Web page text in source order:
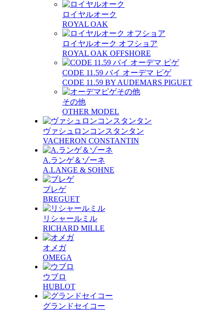
ロイヤルオーク
ROYAL OAK
ロイヤルオーク オフショア
ROYAL OAK OFFSHORE
CODE 11.59 バイ オーデマ ピゲ
CODE 11.59 BY AUDEMARS PIGUET
その他
OTHER MODEL
ヴァシュロンコンスタンタン
VACHERON CONSTANTIN
A.ランゲ＆ゾーネ
A.LANGE & SOHNE
ブレゲ
BREGUET
リシャールミル
RICHARD MILLE
オメガ
OMEGA
ウブロ
HUBLOT
グランドセイコー